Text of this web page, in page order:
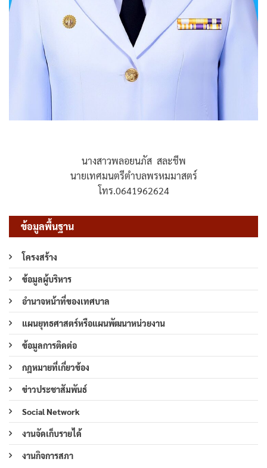
นางสาวพลอยนภัส สละชีพ
นายเทศมนตรีตำบลพรหมมาสตร์
โทร.0641962624
ข้อมูลพื้นฐาน
โครงสร้าง
ข้อมูลผู้บริหาร
อำนาจหน้าที่ของเทศบาล
แผนยุทธศาสตร์หรือแผนพัฒนาหน่วยงาน
ข้อมูลการติดต่อ
กฎหมายที่เกี่ยวข้อง
ข่าวประชาสัมพันธ์
Social Network
งานจัดเก็บรายได้
งานกิจการสภา